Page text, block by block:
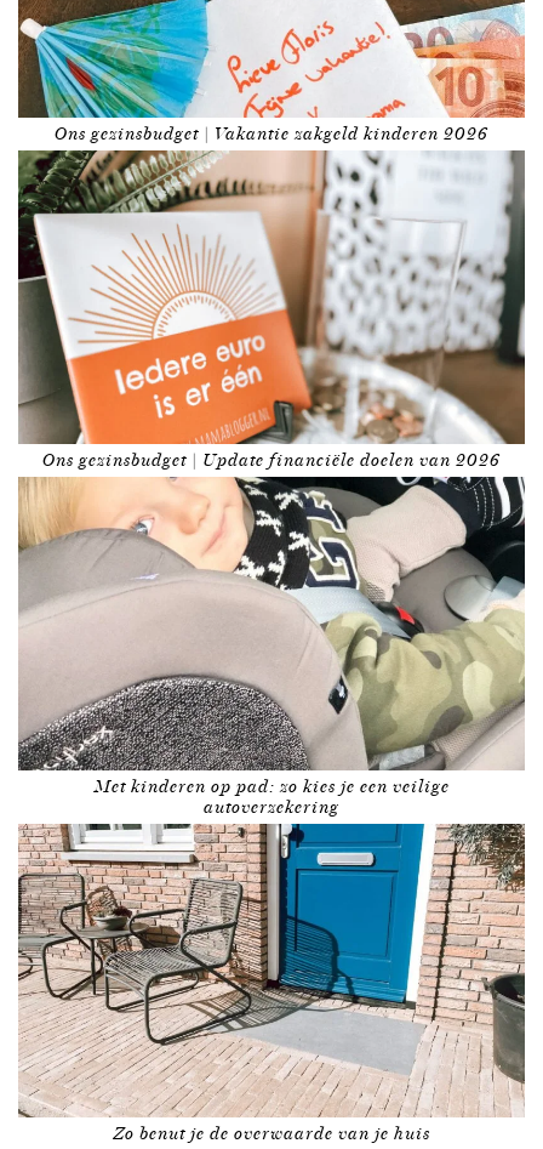
Ons gezinsbudget | Vakantie zakgeld kinderen 2026
Ons gezinsbudget | Update financiële doelen van 2026
Met kinderen op pad: zo kies je een veilige
autoverzekering
Zo benut je de overwaarde van je huis